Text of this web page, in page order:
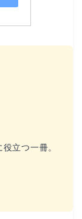
立つ一冊。